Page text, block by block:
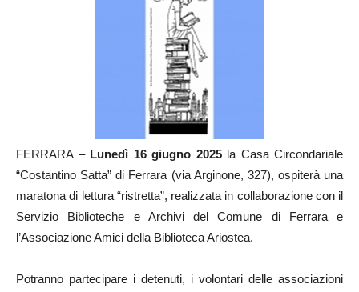
FERRARA –Lunedì 16 giugno 2025la Casa Circondariale
“Costantino Satta” di Ferrara (via Arginone, 327), ospiterà una
maratona di lettura “ristretta”, realizzata in collaborazione con il
Servizio Biblioteche e Archivi del Comune di Ferrara e
l’Associazione Amici della Biblioteca Ariostea.
Potranno partecipare i detenuti, i volontari delle associazioni